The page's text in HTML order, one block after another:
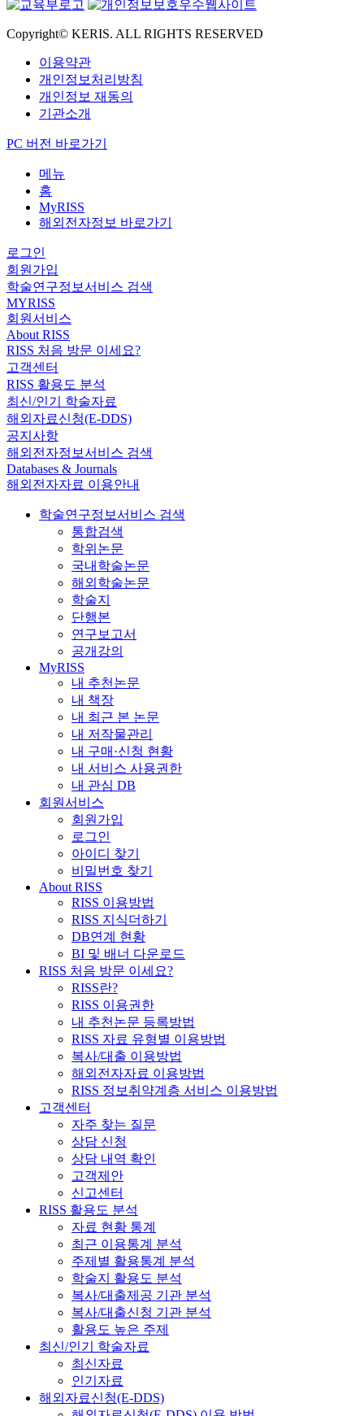
Copyright© KERIS. ALL RIGHTS RESERVED
이용약관
개인정보처리방침
개인정보 재동의
기관소개
PC 버전 바로가기
메뉴
홈
MyRISS
해외전자정보 바로가기
로그인
회원가입
학술연구정보서비스 검색
MYRISS
회원서비스
About RISS
RISS 처음 방문 이세요?
고객센터
RISS 활용도 분석
최신/인기 학술자료
해외자료신청(E-DDS)
공지사항
해외전자정보서비스 검색
Databases & Journals
해외전자자료 이용안내
학술연구정보서비스 검색
통합검색
학위논문
국내학술논문
해외학술논문
학술지
단행본
연구보고서
공개강의
MyRISS
내 추천논문
내 책장
내 최근 본 논문
내 저작물관리
내 구매·신청 현황
내 서비스 사용권한
내 관심 DB
회원서비스
회원가입
로그인
아이디 찾기
비밀번호 찾기
About RISS
RISS 이용방법
RISS 지식더하기
DB연계 현황
BI 및 배너 다운로드
RISS 처음 방문 이세요?
RISS란?
RISS 이용권한
내 추천논문 등록방법
RISS 자료 유형별 이용방법
복사/대출 이용방법
해외전자자료 이용방법
RISS 정보취약계층 서비스 이용방법
고객센터
자주 찾는 질문
상담 신청
상담 내역 확인
고객제안
신고센터
RISS 활용도 분석
자료 현황 통계
최근 이용통계 분석
주제별 활용통계 분석
학술지 활용도 분석
복사/대출제공 기관 분석
복사/대출신청 기관 분석
활용도 높은 주제
최신/인기 학술자료
최신자료
인기자료
해외자료신청(E-DDS)